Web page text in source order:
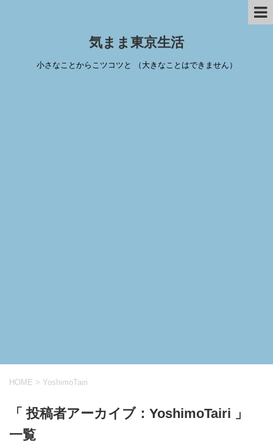
気まま東京生活
小さなことからこツコツと （大きなことはできません）
HOME > YoshimoTairi
「 投稿者アーカイブ：YoshimoTairi 」
一覧